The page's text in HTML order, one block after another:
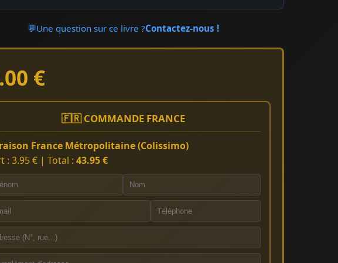
💬Une question sur ce livre ?Contactez-nous !
€
🇫🇷 COMMANDE FRANCE
France Métropolitaine (Colissimo)
: 3.95 € | Total : 43.95 €